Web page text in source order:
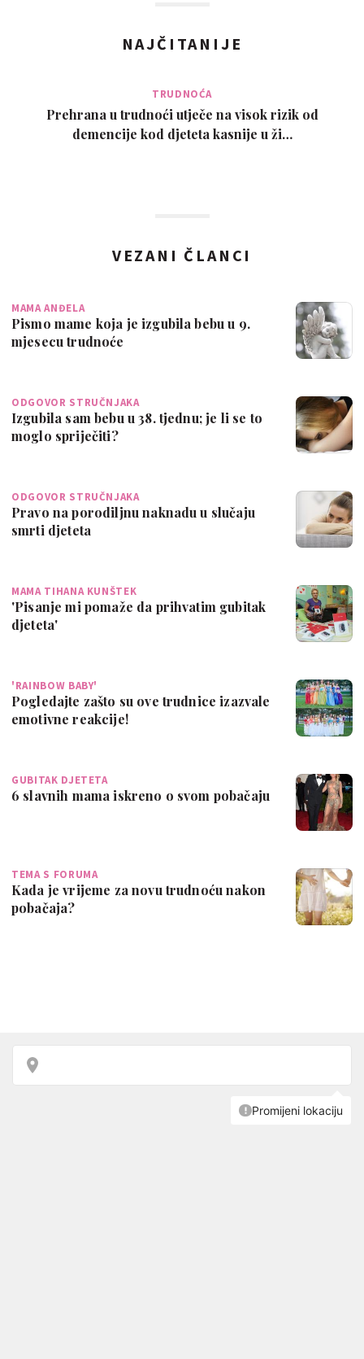
NAJČITANIJE
TRUDNOĆA
Prehrana u trudnoći utječe na visok rizik od
demencije kod djeteta kasnije u ži…
VEZANI ČLANCI
MAMA ANĐELA
Pismo mame koja je izgubila bebu u 9.
mjesecu trudnoće
ODGOVOR STRUČNJAKA
Izgubila sam bebu u 38. tjednu; je li se to
moglo spriječiti?
ODGOVOR STRUČNJAKA
Pravo na porodiljnu naknadu u slučaju
smrti djeteta
MAMA TIHANA KUNŠTEK
'Pisanje mi pomaže da prihvatim gubitak
djeteta'
'RAINBOW BABY'
Pogledajte zašto su ove trudnice izazvale
emotivne reakcije!
GUBITAK DJETETA
6 slavnih mama iskreno o svom pobačaju
TEMA S FORUMA
Kada je vrijeme za novu trudnoću nakon
pobačaja?